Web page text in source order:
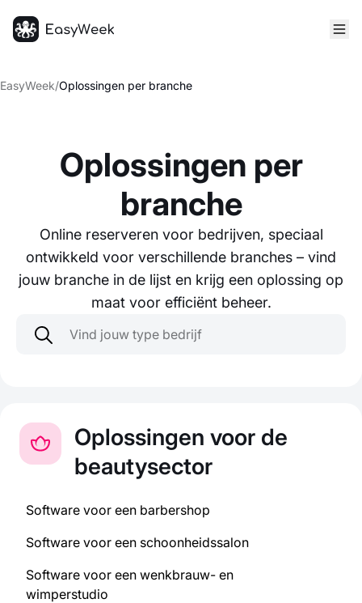
EasyWeek/Oplossingen per branche
Oplossingen per
branche
Online reserveren voor bedrijven, speciaal
ontwikkeld voor verschillende branches – vind
jouw branche in de lijst en krijg een oplossing op
maat voor efficiënt beheer.
Vind jouw type bedrijf
Oplossingen voor de
beautysector
Software voor een barbershop
Software voor een schoonheidssalon
Software voor een wenkbrauw- en
wimperstudio